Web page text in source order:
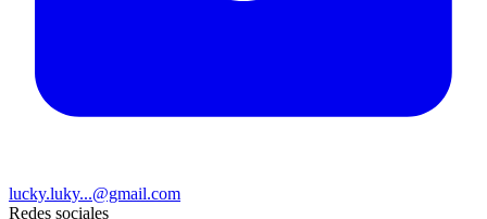
lucky.luky...@gmail.com
Redes sociales